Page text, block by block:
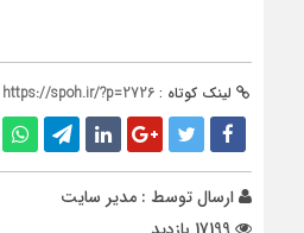
لینک کوتاه : https://spoh.ir/?p=2726
ارسال توسط : مدیر سایت